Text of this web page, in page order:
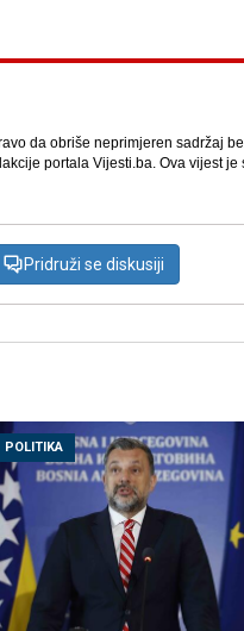
da obriše neprimjeren sadržaj
portala Vijesti.ba. Ova vijest je
Pridruži se diskusiji
POLITIKA